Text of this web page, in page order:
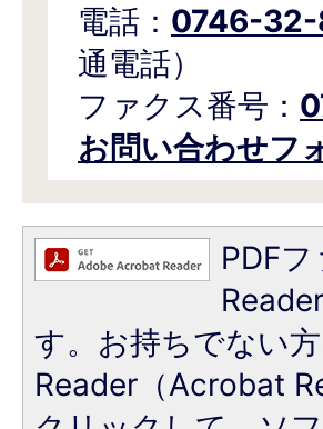
電話： 0746-
通電話）
ファクス番号：
お問い合わせフ
PDF
す。お持ちでない
Reader（Acrobat